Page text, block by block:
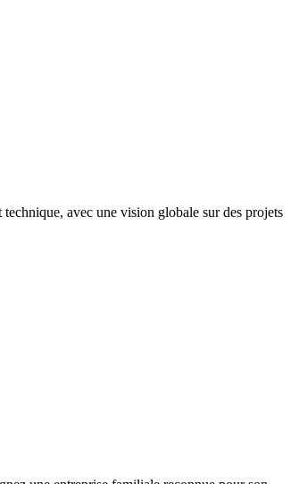
avec une vision globale sur des projets